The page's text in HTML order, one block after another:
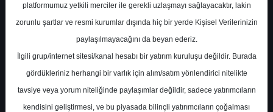
En Yüksek Tahmin
platformumuz yetkili merciler ile gerekli uzlaşmayı sağlayacaktır, lakin
zorunlu şartlar ve resmi kurumlar dışında hiç bir yerde Kişisel Verilerinizin
paylaşılmayacağını da beyan ederiz.
İlgili grup/internet sitesi/kanal hesabı bir yatırım kuruluşu değildir. Burada
gördükleriniz herhangi bir varlık için alım/satım yönlendirici nitelikte
tavsiye veya yorum niteliğinde paylaşımlar değildir, sadece yatırımcıların
kendisini geliştirmesi, ve bu piyasada bilinçli yatırımcıların çoğalması